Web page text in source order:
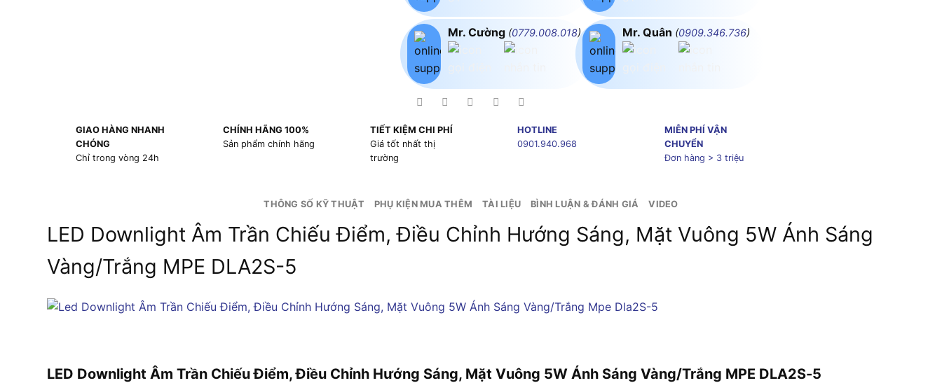
Mr. Cường (0779.008.018) Mr. Quân (0909.346.736)
GIAO HÀNG NHANH
CHÓNG
Chỉ trong vòng 24h
CHÍNH HÃNG 100%
Sản phẩm chính hãng
TIẾT KIỆM CHI PHÍ
Giá tốt nhất thị
trường
HOTLINE
0901.940.968
MIỄN PHÍ VẬN
CHUYỂN
Đơn hàng > 3 triệu
THÔNG SỐ KỸ THUẬT PHỤ KIỆN MUA THÊM TÀI LIỆU BÌNH LUẬN & ĐÁNH GIÁ VIDEO
LED Downlight Âm Trần Chiếu Điểm, Điều Chỉnh Hướng Sáng, Mặt Vuông 5W Ánh Sáng
Vàng/Trắng MPE DLA2S-5
LED Downlight Âm Trần Chiếu Điểm, Điều Chỉnh Hướng Sáng, Mặt Vuông 5W Ánh Sáng Vàng/Trắng MPE DLA2S-5